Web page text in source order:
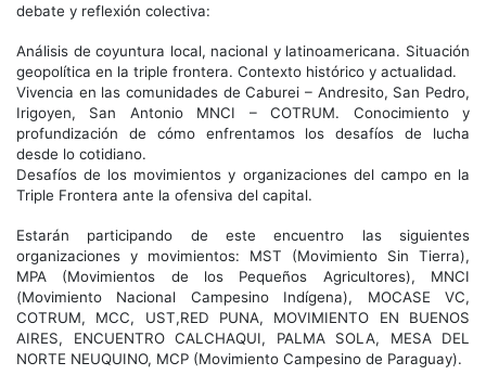
debate y reflexión colectiva:
Análisis de coyuntura local, nacional y latinoamericana. Situación
geopolítica en la triple frontera. Contexto histórico y actualidad.
Vivencia en las comunidades de Caburei – Andresito, San Pedro,
Irigoyen, San Antonio MNCI – COTRUM. Conocimiento y
profundización de cómo enfrentamos los desafíos de lucha
desde lo cotidiano.
Desafíos de los movimientos y organizaciones del campo en la
Triple Frontera ante la ofensiva del capital.
Estarán participando de este encuentro las siguientes
organizaciones y movimientos: MST (Movimiento Sin Tierra),
MPA (Movimientos de los Pequeños Agricultores), MNCI
(Movimiento Nacional Campesino Indígena), MOCASE VC,
COTRUM, MCC, UST,RED PUNA, MOVIMIENTO EN BUENOS
AIRES, ENCUENTRO CALCHAQUI, PALMA SOLA, MESA DEL
NORTE NEUQUINO, MCP (Movimiento Campesino de Paraguay).